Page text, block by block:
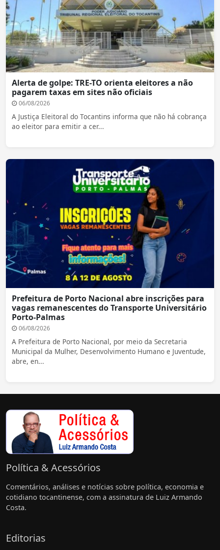
Alerta de golpe: TRE-TO orienta eleitores a não
pagarem taxas em sites não oficiais
06/08/2026
A Justiça Eleitoral do Tocantins informa que não há cobrança
ao eleitor para emitir a cer...
Prefeitura de Porto Nacional abre inscrições para
vagas remanescentes do Transporte Universitário
Porto-Palmas
06/08/2026
A Prefeitura de Porto Nacional, por meio da Secretaria
Municipal da Mulher, Desenvolvimento Humano e Juventude,
abre, en...
Política & Acessórios
Comentários, análises e notícias sobre política, economia e
cotidiano tocantinense, com a assinatura de Luiz Armando
Costa.
Editorias